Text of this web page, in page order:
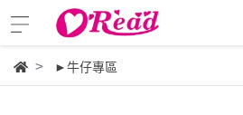
►牛仔專區